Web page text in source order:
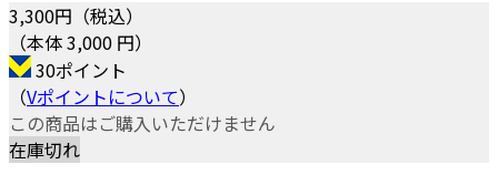
3,300円（税込）
（本体 3,000 円）
30ポイント
（Vポイントについて）
この商品はご購入いただけません
在庫切れ